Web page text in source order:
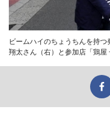
ビームハイのちょうちんを持
翔太さん（右）と参加店「鶏屋